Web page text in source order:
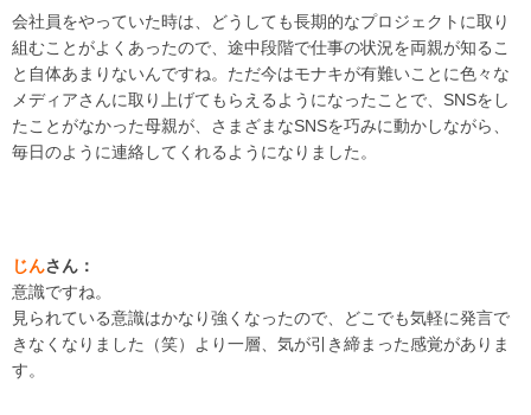
会社員をやっていた時は、どうしても長期的なプロジェクトに取り
組むことがよくあったので、途中段階で仕事の状況を両親が知るこ
と自体あまりないんですね。ただ今はモナキが有難いことに色々な
メディアさんに取り上げてもらえるようになったことで、SNSをし
たことがなかった母親が、さまざまなSNSを巧みに動かしながら、
毎日のように連絡してくれるようになりました。
じんさん：
意識ですね。
見られている意識はかなり強くなったので、どこでも気軽に発言で
きなくなりました（笑）より一層、気が引き締まった感覚がありま
す。